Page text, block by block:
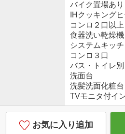
バイク置場あり
IHクッキング
コンロ２口以上
食器洗い乾燥機
システムキッ
コンロ３口
バス・トイレ別
洗面台
洗髪洗面化粧台
TVモニタ付イ
お気に入り追加